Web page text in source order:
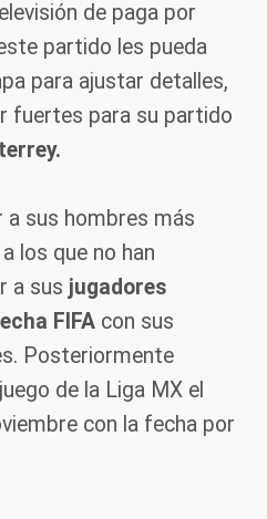
de paga por
partido les pueda
para ajustar detalles,
fuertes para su partido
sus hombres más
los que no han
a sus jugadores
FIFA con sus
Posteriormente
de la Liga MX el
con la fecha por